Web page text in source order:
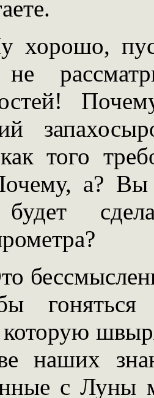
хорошо,
не
того
а? Вы
которую
наших
с Луны